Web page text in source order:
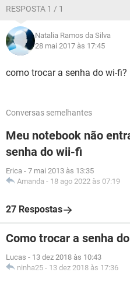
RESPOSTA 1 / 1
Natalia Ramos da Silva
28 mai 2017 às 17:45
como trocar a senha do wi-fi?
Conversas semelhantes
Meu notebook não
senha do wii-fi
Erica - 7 mai 2013 às 13:35
Amanda - 18 ago 2022 às 07:19
27 Respostas
Como trocar a senha
Lucas - 13 dez 2018 às 10:43
ninha25 - 13 dez 2018 às 17:36